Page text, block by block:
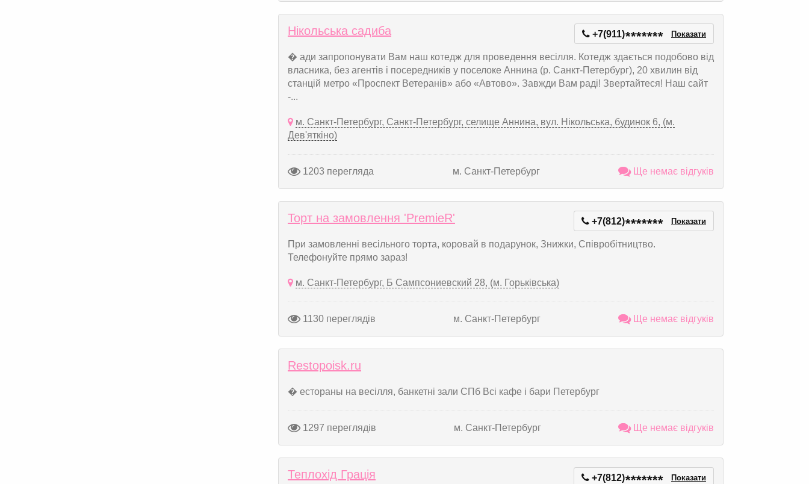
Нікольська садиба +7(911)******* Показати
� ади запропонувати Вам наш котедж для проведення весілля. Котедж здається подобово від
власника, без агентів і посередників у поселоке Аннина (р. Санкт-Петербург), 20 хвилин від
станцій метро «Проспект Ветеранів» або «Автово». Завжди Вам раді! Звертайтеся! Наш сайт
-...
м. Санкт-Петербург, Санкт-Петербург, селище Аннина, вул. Нікольська, будинок 6, (м.
Дев'яткіно)
1203 перегляда м. Санкт-Петербург Ще немає відгуків
Торт на замовлення 'PremieR' +7(812)******* Показати
При замовленні весільного торта, коровай в подарунок, Знижки, Співробітництво.
Телефонуйте прямо зараз!
м. Санкт-Петербург, Б Сампсониевский 28, (м. Горьківська)
1130 переглядів м. Санкт-Петербург Ще немає відгуків
Restopoisk.ru
� естораны на весілля, банкетні зали СПб Всі кафе і бари Петербург
1297 переглядів м. Санкт-Петербург Ще немає відгуків
Теплохід Грація +7(812)******* Показати